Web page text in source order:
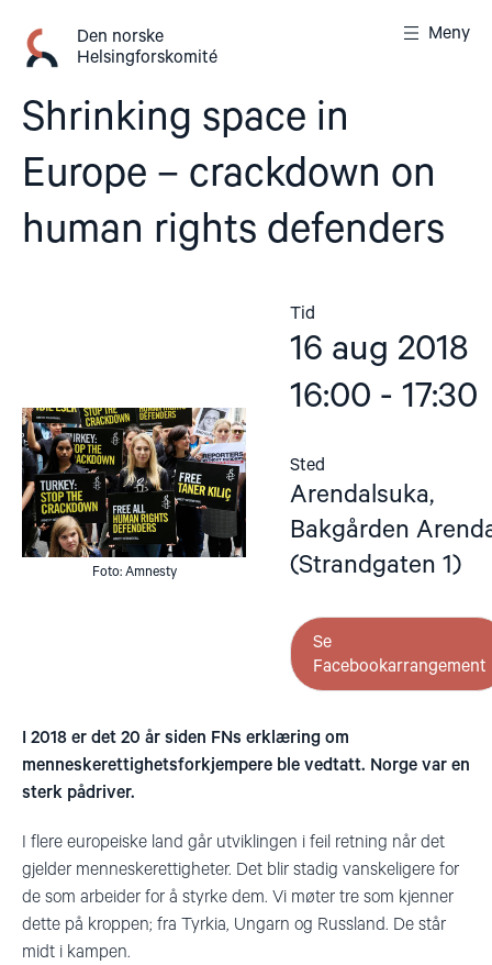
innhold
Den norske
Helsingforskomité
Meny
Shrinking space in
Europe – crackdown on
human rights defenders
Foto: Amnesty
Tid
16 aug 2018
16:00 - 17:30
Sted
Arendalsuka,
Bakgården
(Strandgaten 1)
Se
Facebookarrangement
I 2018 er det 20 år siden FNs erklæring om
menneskerettighetsforkjempere ble vedtatt. Norge var en
sterk pådriver.
I flere europeiske land går utviklingen i feil retning når det
gjelder menneskerettigheter. Det blir stadig vanskeligere for
de som arbeider for å styrke dem. Vi møter tre som kjenner
dette på kroppen; fra Tyrkia, Ungarn og Russland. De står
midt i kampen.